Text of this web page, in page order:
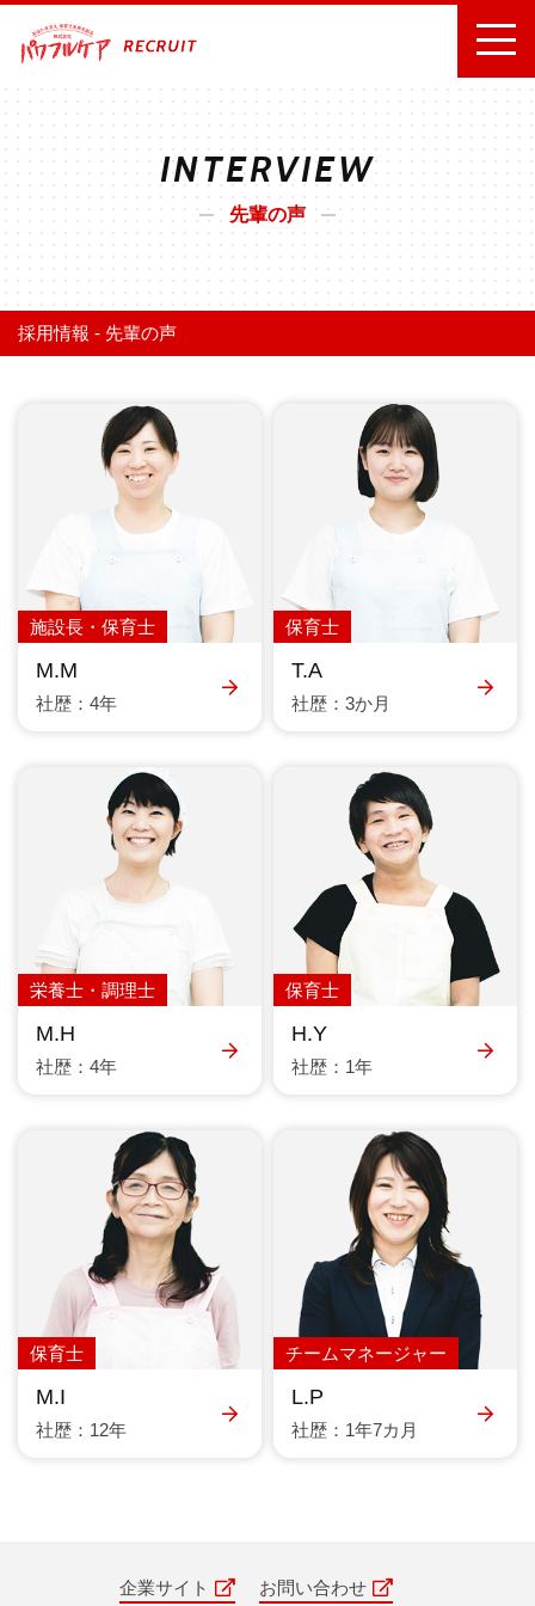
INTERVIEW
先輩の声
採用情報 - 先輩の声
施設長・保育士
M.M
社歴：4年
保育士
T.A
社歴：3か月
栄養士・調理士
M.H
社歴：4年
保育士
H.Y
社歴：1年
保育士
M.I
社歴：12年
チームマネージャー
L.P
社歴：1年7カ月
企業サイト お問い合わせ